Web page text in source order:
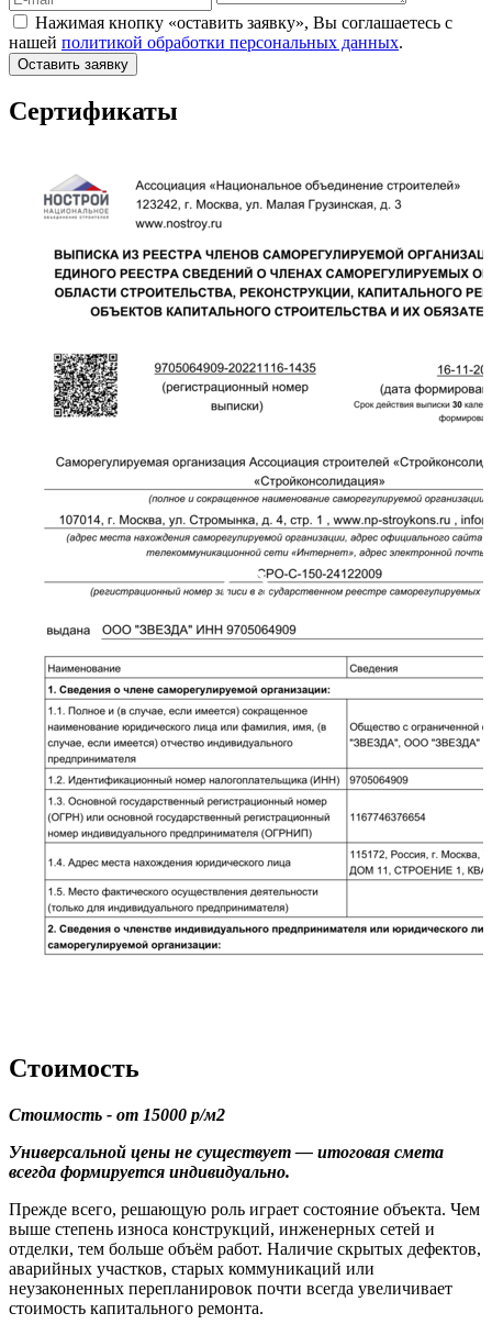
Нажимая кнопку «оставить заявку», Вы соглашаетесь с
нашей политикой обработки персональных данных.
Оставить заявку
Сертификаты
Стоимость
Стоимость - от 15000 р/м2
Универсальной цены не существует — итоговая смета
всегда формируется индивидуально.
Прежде всего, решающую роль играет состояние объекта. Чем
выше степень износа конструкций, инженерных сетей и
отделки, тем больше объём работ. Наличие скрытых дефектов,
аварийных участков, старых коммуникаций или
неузаконенных перепланировок почти всегда увеличивает
стоимость капитального ремонта.